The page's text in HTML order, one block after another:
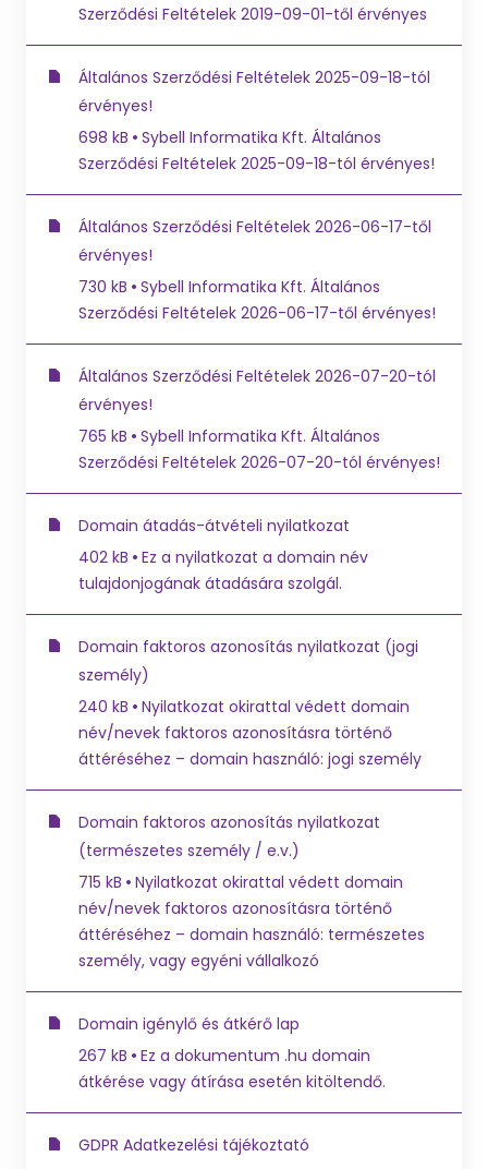
Szerződési Feltételek 2019-09-01-től érvényes
Általános Szerződési Feltételek 2025-09-18-tól
érvényes!
698 kB
Sybell Informatika Kft. Általános
Szerződési Feltételek 2025-09-18-tól érvényes!
Általános Szerződési Feltételek 2026-06-17-től
érvényes!
730 kB
Sybell Informatika Kft. Általános
Szerződési Feltételek 2026-06-17-től érvényes!
Általános Szerződési Feltételek 2026-07-20-tól
érvényes!
765 kB
Sybell Informatika Kft. Általános
Szerződési Feltételek 2026-07-20-tól érvényes!
Domain átadás-átvételi nyilatkozat
402 kB
Ez a nyilatkozat a domain név
tulajdonjogának átadására szolgál.
Domain faktoros azonosítás nyilatkozat (jogi
személy)
240 kB
Nyilatkozat okirattal védett domain
név/nevek faktoros azonosításra történő
áttéréséhez – domain használó: jogi személy
Domain faktoros azonosítás nyilatkozat
(természetes személy / e.v.)
715 kB
Nyilatkozat okirattal védett domain
név/nevek faktoros azonosításra történő
áttéréséhez – domain használó: természetes
személy, vagy egyéni vállalkozó
Domain igénylő és átkérő lap
267 kB
Ez a dokumentum .hu domain
átkérése vagy átírása esetén kitöltendő.
GDPR Adatkezelési tájékoztató